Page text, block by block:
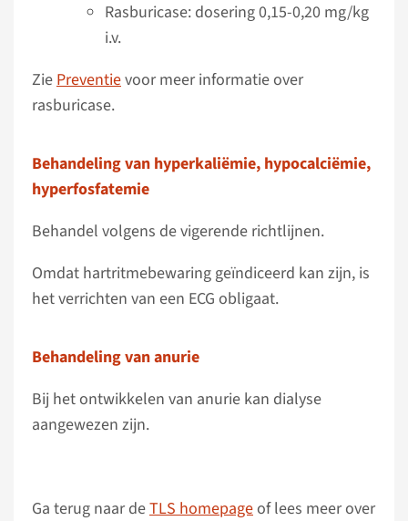
Rasburicase: dosering 0,15-0,20 mg/kg
i.v.
ZiePreventievoor meer informatie over
rasburicase.
Behandeling van hyperkaliëmie, hypocalciëmie,
hyperfosfatemie
Behandel volgens de vigerende richtlijnen.
Omdat hartritmebewaring geïndiceerd kan zijn, is
het verrichten van een ECG obligaat.
Behandeling van anurie
Bij het ontwikkelen van anurie kan dialyse
aangewezen zijn.
Ga terug naar deTLS homepageof lees meer over